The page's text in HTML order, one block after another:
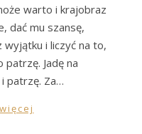
warto i krajobraz
dać mu szansę,
i liczyć na to,
patrzę. Jadę na
patrzę. Za…